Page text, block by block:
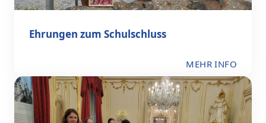
Ehrungen zum Schulschluss
MEHR INFO